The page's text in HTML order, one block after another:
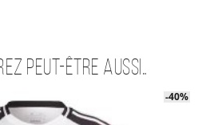
peut-être aussi…
-40%
-40%